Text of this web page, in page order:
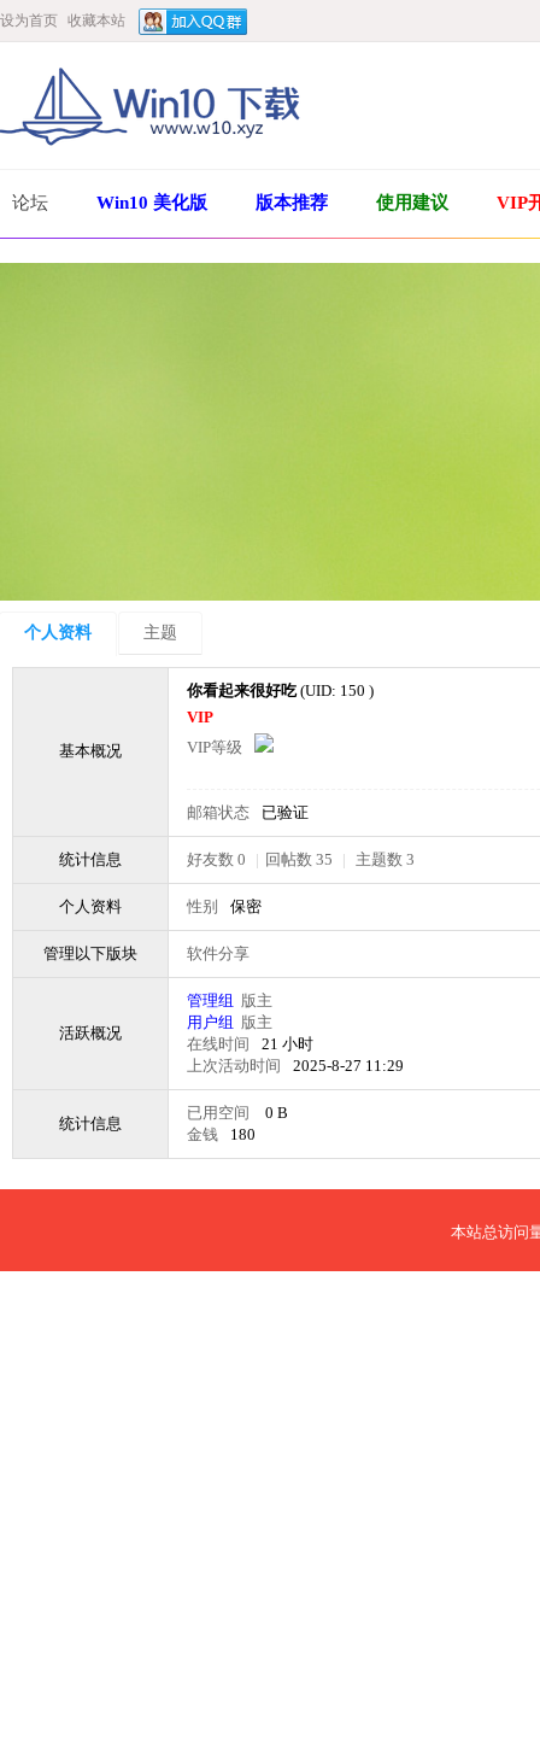
设为首页 收藏本站
论坛 Win10 美化版 版本推荐 使用建议 VIP
个人资料 主题
基本概况
你看起来很好吃(UID: 150 )
VIP
VIP等级
邮箱状态 已验证
统计信息 好友数 0 | 回帖数 35 | 主题数 3
个人资料 性别 保密
管理以下版块 软件分享
活跃概况
管理组
版主
用户组
版主
在线时间
21 小时
上次活动时间
2025-8-27 11:29
统计信息
已用空间
0 B
金钱
180
本站总访问